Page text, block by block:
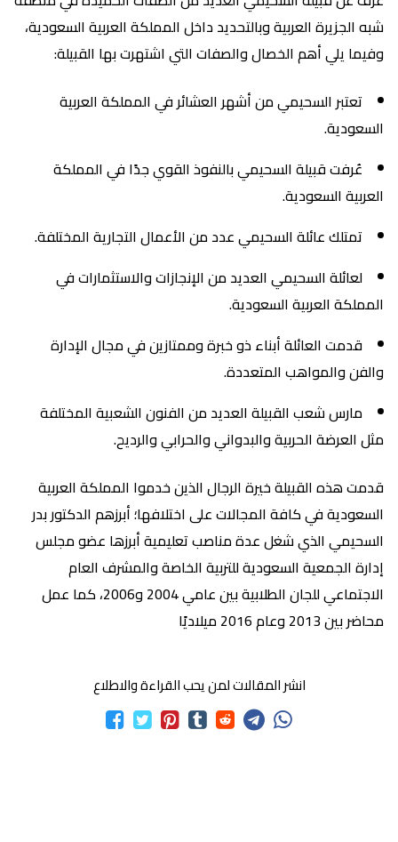
شبه الجزيرة العربية وبالتحديد داخل المملكة العربية السعودية،
وفيما يلي أهم الخصال والصفات التي اشتهرت بها القبيلة:
تعتبر السحيمي من أشهر العشائر في المملكة العربية
السعودية.
عُرفت قبيلة السحيمي بالنفوذ القوي جدًا في المملكة
العربية السعودية.
تمتلك عائلة السحيمي عدد من الأعمال التجارية المختلفة.
لعائلة السحيمي العديد من الإنجازات والاستثمارات في
المملكة العربية السعودية.
قدمت العائلة أبناء ذو خبرة وممتازين في مجال الإدارة
والفن والمواهب المتعددة.
مارس شعب القبيلة العديد من الفنون الشعبية المختلفة
مثل العرضة الحربية والبدواني والحرابي والرديح.
قدمت هذه القبيلة خيرة الرجال الذين خدموا المملكة العربية
السعودية في كافة المجالات على اختلافها؛ أبرزهم الدكتور بدر
السحيمي الذي شغل عدة مناصب تعليمية أبرزها عضو مجلس
إدارة الجمعية السعودية للتربية الخاصة والمشرف العام
الاجتماعي للجان الطلابية بين عامي 2004 و2006، كما عمل
محاضر بين 2013 وعام 2016 ميلاديًا
انشر المقالات لمن يحب القراءة والاطلاع